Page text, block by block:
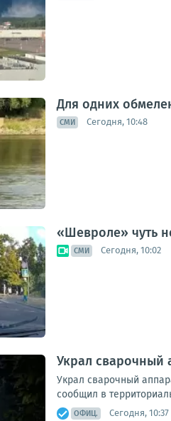
Для одних
СМИ Сегодня, 10:48
«Шевроле» чуть
СМИ Сегодня, 10:02
Украл сварочный
Украл сварочный
сообщил в
ОФИЦ. Сегодня, 10:37